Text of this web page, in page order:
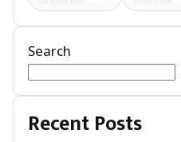
Search
Recent Posts